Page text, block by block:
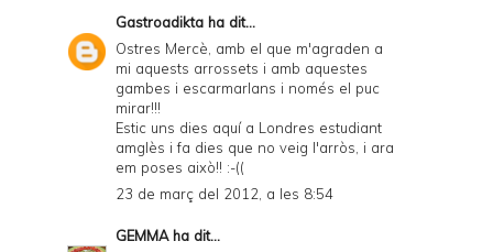
Gastroadikta ha dit...
Ostres Mercè, amb el que m'agraden a
mi aquests arrossets i amb aquestes
gambes i escarmarlans i només el puc
mirar!!!
Estic uns dies aquí a Londres estudiant
amglès i fa dies que no veig l'arròs, i ara
em poses això!! :-((
23 de març del 2012, a les 8:54
GEMMAha dit...